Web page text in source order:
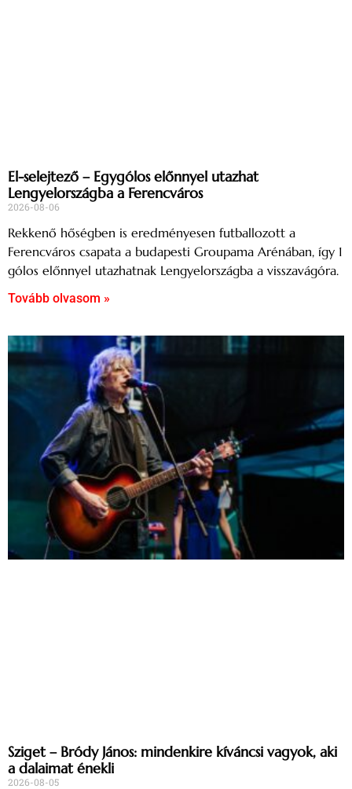
El-selejtező – Egygólos előnnyel utazhat
Lengyelországba a Ferencváros
2026-08-06
Rekkenő hőségben is eredményesen futballozott a
Ferencváros csapata a budapesti Groupama Arénában, így 1
gólos előnnyel utazhatnak Lengyelországba a visszavágóra.
Tovább olvasom »
Sziget – Bródy János: mindenkire kíváncsi vagyok, aki
a dalaimat énekli
2026-08-05